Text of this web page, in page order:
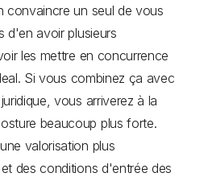
un seul de vous
d'en avoir plusieurs
les mettre en concurrence
Si vous combinez ça avec
vous arriverez à la
beaucoup plus forte.
valorisation plus
des conditions d'entrée des